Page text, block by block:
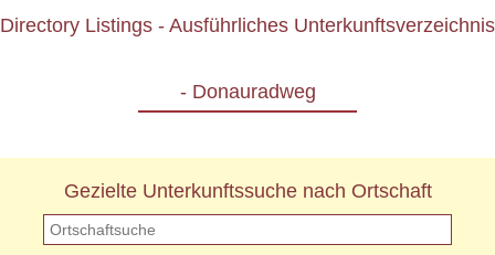
Directory Listings - Ausführliches Unterkunftsverzeichnis
- Donauradweg
Gezielte Unterkunftssuche nach Ortschaft